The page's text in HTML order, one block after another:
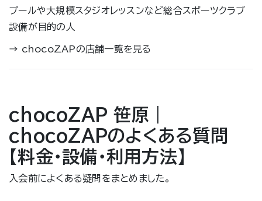
プールや大規模スタジオレッスンなど総合スポーツクラブ
設備が目的の人
→ chocoZAPの店舗一覧を見る
chocoZAP 笹原｜
chocoZAPのよくある質問
【料金・設備・利用方法】
入会前によくある疑問をまとめました。